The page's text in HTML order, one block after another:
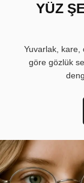
YÜZ
Yuvarlak, kare,
göre gözlük